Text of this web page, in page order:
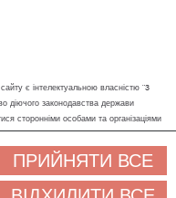
є інтелектуальною власністю "3
діючого законодавства держави
сторонніми особами та організаціями
друк та інше використання
супроводжуватись працюючим
ПРИЙНЯТИ ВСЕ